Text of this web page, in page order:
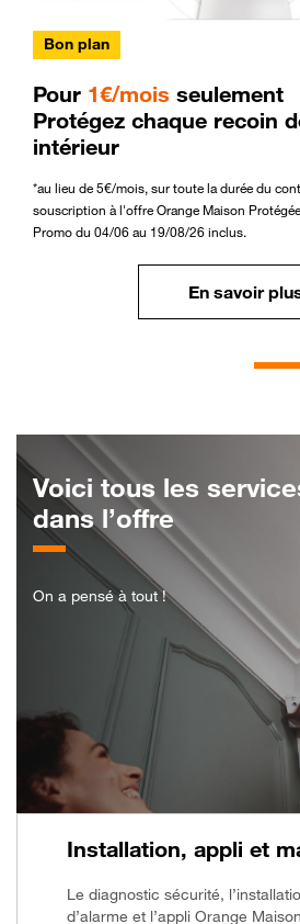
Bon plan
Pour 1€/mois seulement
Protégez chaque recoin
intérieur
*au lieu de 5€/mois, sur toute la durée du
souscription à l'offre Orange Maison
Promo du 04/06 au 19/08/26 inclus.
En savoir
Voici tous les
dans l’offre
On a pensé à tout !
Installation, appli et
Le diagnostic sécurité,
d’alarme et l’appli Orange